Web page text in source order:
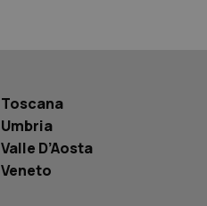
Toscana
Umbria
Valle D’Aosta
Veneto